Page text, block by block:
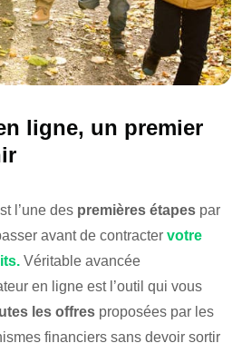
ligne, un premier
l’une des premières étapes par
avant de contracter votre
Véritable avancée
en ligne est l’outil qui vous
les offres proposées par les
financiers sans devoir sortir